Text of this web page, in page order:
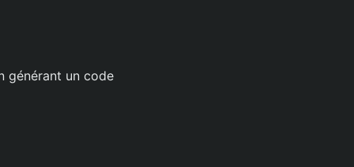
générant un code